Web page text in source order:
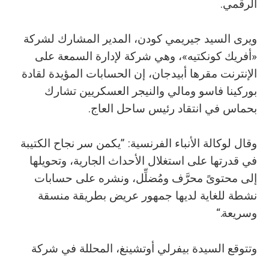
الرقمي.
ويرى السيد جيريمي كودن، المدير المشارك لشركة
«أفريك كونكتيه»، وهي شركة لإدارة السمعة على
الإنترنت مقرها أبيدجان، إن الحسابات المؤيدة لقادة
بوركينا فاسو ومالي والنيجر العسكريين تشارك
بحماس في انتقاد رئيس ساحل العاج.
وقال لوكالة الأنباء الفرنسية: ”يكمن سر نجاح الكتيبة
في قدرتها على استغلال الأحداث الجارية، وتحويلها
إلى محتوىً محرَّف ومُضلِّل، ونشره على حسابات
نشطة للغاية لديها جمهور عريض بطريقة منسقة
وسريعة.“
وتتوقع السيدة بيفرلي أوتشينغ، المحللة في شركة